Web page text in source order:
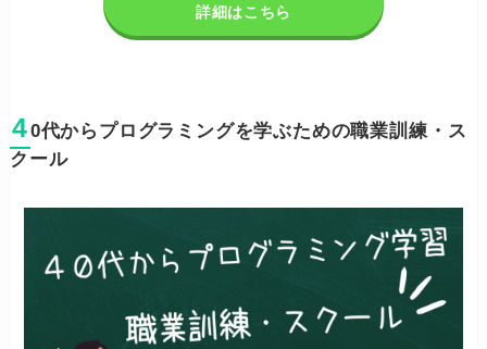
詳細はこちら
40代からプログラミングを学ぶための職業訓練・ス
クール